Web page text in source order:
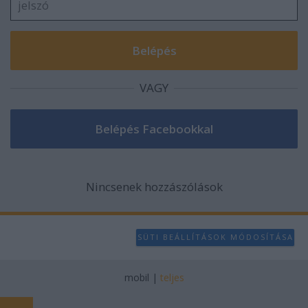
VAGY
Nincsenek hozzászólások
SÜTI BEÁLLÍTÁSOK MÓDOSÍTÁSA
mobil | teljes